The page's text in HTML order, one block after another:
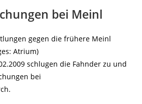
bei Meinl
gegen die frühere Meinl
Atrium)
schlugen die Fahnder zu und
bei